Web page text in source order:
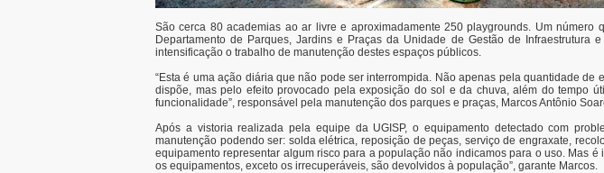
São cerca 80 academias ao ar livre e aproximadamente 250 playgrounds. Um número
Departamento de Parques, Jardins e Praças da Unidade de Gestão de Infraestrutura
intensificação o trabalho de manutenção destes espaços públicos.
“Esta é uma ação diária que não pode ser interrompida. Não apenas pela quantidade de
dispõe, mas pelo efeito provocado pela exposição do sol e da chuva, além do tempo
funcionalidade”, responsável pela manutenção dos parques e praças, Marcos Antônio
Após a vistoria realizada pela equipe da UGISP, o equipamento detectado com
manutenção podendo ser: solda elétrica, reposição de peças, serviço de engraxate,
equipamento representar algum risco para a população não indicamos para o uso. Mas é
os equipamentos, exceto os irrecuperáveis, são devolvidos à população”, garante Marcos.